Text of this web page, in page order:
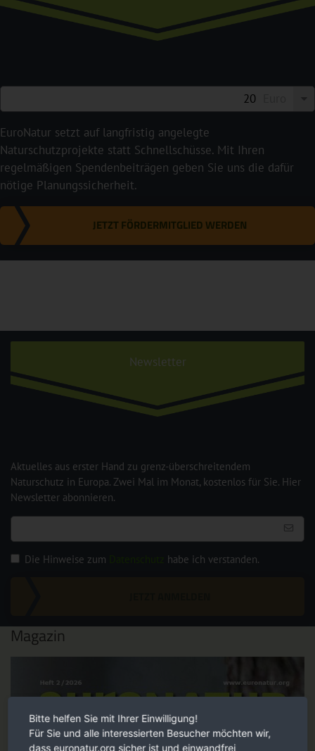
EuroNatur setzt auf langfristig angelegte
Naturschutzprojekte statt Schnellschüsse. Mit Ihren
regelmäßigen Spendenbeiträgen geben Sie uns die dafür
nötige Planungssicherheit.
JETZT FÖRDERMITGLIED WERDEN
Newsletter
Aktuelles aus erster Hand zu grenz-überschreitendem
Naturschutz in Europa. Zwei Mal im Monat, kostenlos für Sie. Hier
Newsletter abonnieren.
Die Hinweise zum habe ich verstanden.
Magazin
Bitte helfen Sie mit Ihrer Einwilligung!
Für Sie und alle interessierten Besucher möchten wir,
dass euronatur.org sicher ist und einwandfrei